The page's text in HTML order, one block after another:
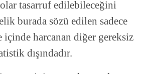
tasarruf edilebileceğini
burada sözü edilen sadece
içinde harcanan diğer gereksiz
dışındadır.